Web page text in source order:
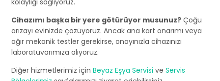
Cihazımı başka bir yere götürüyor musunuz? Çoğu
arızayı evinizde çözüyoruz. Ancak ana kart onarımı veya
ağır mekanik testler gerekirse, onayınızla cihazınızı
laboratuvarımıza alıyoruz.
Diğer hizmetlerimiz için Beyaz Eşya Servisi ve Servis